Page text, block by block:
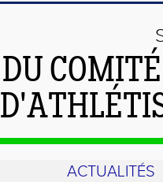
DU
ACTUALITÉS